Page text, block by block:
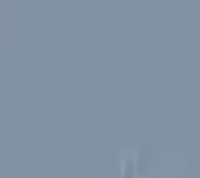
せ導線を設置しています。